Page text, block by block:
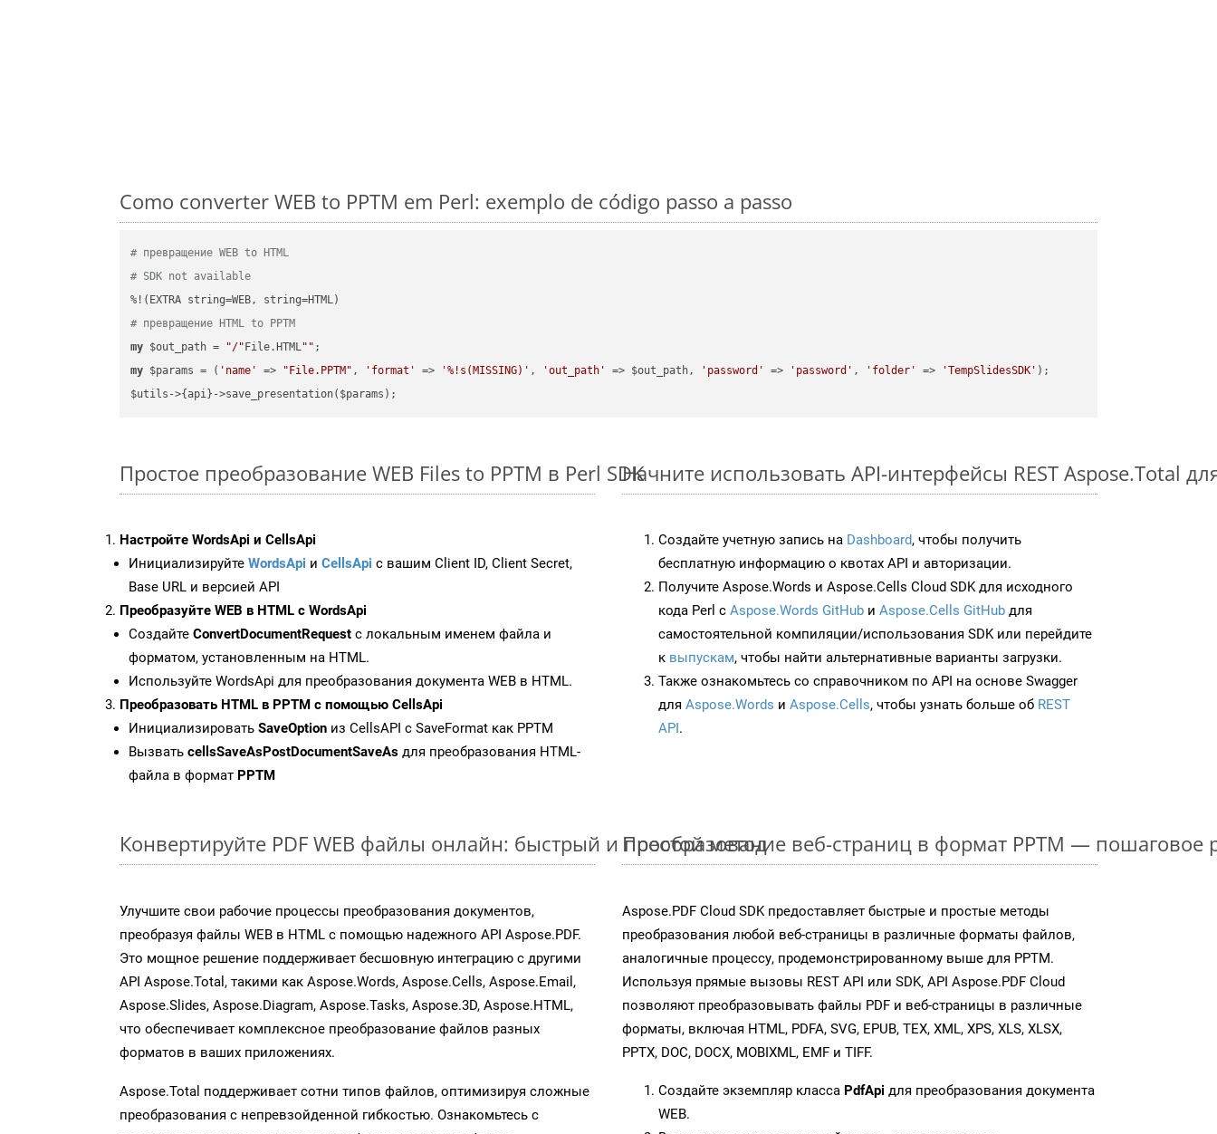
Como converter WEB to PPTM em Perl: exemplo de código passo a passo
# превращение WEB to HTML
# SDK not available
# превращение HTML to PPTM
my $out_path = "/" File.HTML""
my $params = ( 'name' => "File.PPTM" , 'format' => '%!s(MISSING)' , 'out_path' => $out_path, 'password' => 'password' , 'folder' => 'TempSlidesSDK' );
Простое преобразование WEB Files to PPTM в Perl SDK
Настройте WordsApi и CellsApi
Инициализируйте WordsApi и CellsApi с вашим Client ID, Client Secret,
Base URL и версией API
Преобразуйте WEB в HTML с WordsApi
Создайте ConvertDocumentRequest с локальным именем файла и
форматом, установленным на HTML.
Используйте WordsApi для преобразования документа WEB в HTML.
Преобразовать HTML в PPTM с помощью CellsApi
Инициализировать SaveOption из CellsAPI с SaveFormat как PPTM
Вызвать cellsSaveAsPostDocumentSaveAs для преобразования HTML-
файла в формат PPTM
Начните использовать API-интерфейсы REST Aspose.Total
Создайте учетную запись на Dashboard, чтобы получить
бесплатную информацию о квотах API и авторизации.
Получите Aspose.Words и Aspose.Cells Cloud SDK для исходного
кода Perl с Aspose.Words GitHub и Aspose.Cells GitHub для
самостоятельной компиляции/использования SDK или перейдите
к выпускам, чтобы найти альтернативные варианты загрузки.
Также ознакомьтесь со справочником по API на основе Swagger
для Aspose.Words и Aspose.Cells, чтобы узнать больше об REST
API.
Конвертируйте PDF WEB файлы онлайн: быстрый и простой метод
Улучшите свои рабочие процессы преобразования документов,
преобразуя файлы WEB в HTML с помощью надежного API Aspose.PDF.
Это мощное решение поддерживает бесшовную интеграцию с другими
API Aspose.Total, такими как Aspose.Words, Aspose.Cells, Aspose.Email,
Aspose.Slides, Aspose.Diagram, Aspose.Tasks, Aspose.3D, Aspose.HTML,
что обеспечивает комплексное преобразование файлов разных
форматов в ваших приложениях.
Aspose.Total поддерживает сотни типов файлов, оптимизируя сложные
преобразования с непревзойденной гибкостью. Ознакомьтесь с
Преобразование веб-страниц в формат PPTM — пошаговое
Aspose.PDF Cloud SDK предоставляет быстрые и простые методы
преобразования любой веб-страницы в различные форматы файлов,
аналогичные процессу, продемонстрированному выше для PPTM.
Используя прямые вызовы REST API или SDK, API Aspose.PDF Cloud
позволяют преобразовывать файлы PDF и веб-страницы в различные
форматы, включая HTML, PDFA, SVG, EPUB, TEX, XML, XPS, XLS, XLSX,
PPTX, DOC, DOCX, MOBIXML, EMF и TIFF.
Создайте экземпляр класса PdfApi для преобразования документа
WEB.